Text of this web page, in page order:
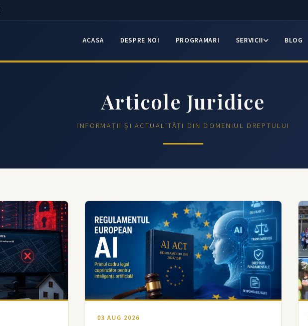
ACASA DESPRE NOI PROGRAMARI SERVICII BLOG
Articole Juridice
INFORMAȚII ȘI ACTUALITĂȚI DIN DOMENIUL DREPTULUI
03 AUG 2026